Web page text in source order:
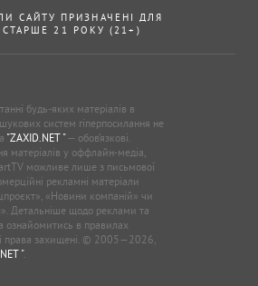
САЙТУ ПРИЗНАЧЕНІ ДЛЯ
СТАРШЕ 21 РОКУ (21+)
будь-яких матеріалів в
систем гіперпосилання не
"ZAXID.NET "— обов’язкові.
матеріалів у оффлайн-медіа,
можливе лише з письмової
рекламні матеріали
«Новини компаній» чи
Детальніше щодо реклами та
ознайомитись в правилах
права захищені. © 2005—2026,
".